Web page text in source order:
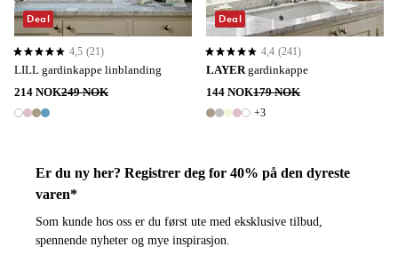
LILL gardinkappe linblanding
214 NOK249 NOK
4 farger
4,5 basert på 21 karaktergivninger
4,5 (21)
Deal
Er du ny her? Registrer deg for 40% på den dyreste
varen*
Som kunde hos oss er du først ute med eksklusive tilbud,
spennende nyheter og mye inspirasjon.
LAYER gardinkappe
144 NOK179 NOK
8 farger
+3
4,4 basert på 241 karaktergivninger
4,4 (241)
Deal